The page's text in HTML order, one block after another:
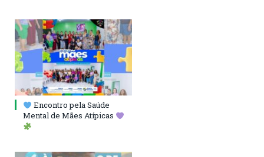
Encontro pela Saúde
Mental de Mães Atípicas